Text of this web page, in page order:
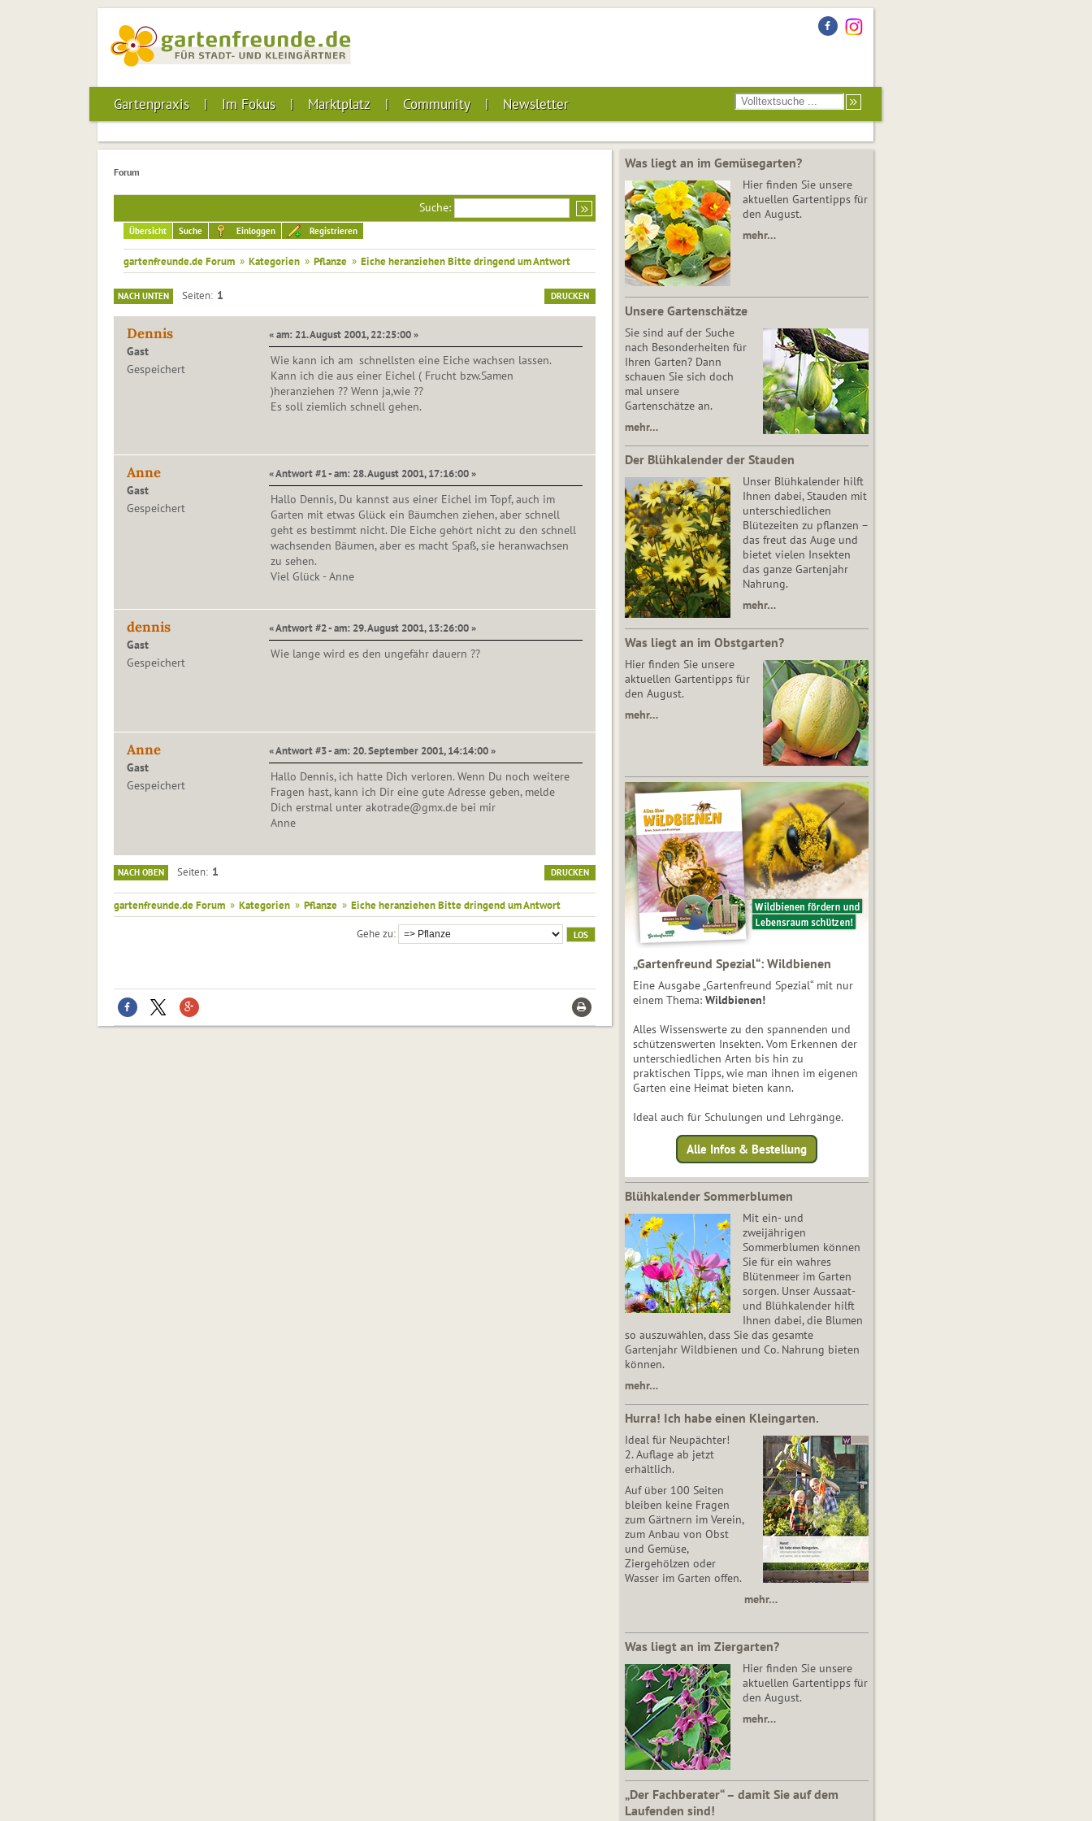
Gartenpraxis Im Fokus Marktplatz Community Newsletter
Forum
Suche:
Übersicht Suche Einloggen Registrieren
gartenfreunde.de Forum » Kategorien » Pflanze » Eiche heranziehen Bitte dringend um Antwort
DRUCKEN
NACH UNTEN Seiten 1
Dennis
Gast
Gespeichert
« am: 21. August 2001, 22:25:00 »
Wie kann ich am schnellsten eine Eiche wachsen lassen.
Kann ich die aus einer Eichel ( Frucht bzw.Samen
)heranziehen ?? Wenn ja,wie ??
Es soll ziemlich schnell gehen.
Anne
Gast
Gespeichert
« Antwort #1 - am: 28. August 2001, 17:16:00 »
Hallo Dennis, Du kannst aus einer Eichel im Topf, auch im
Garten mit etwas Glück ein Bäumchen ziehen, aber schnell
geht es bestimmt nicht. Die Eiche gehört nicht zu den schnell
wachsenden Bäumen, aber es macht Spaß, sie heranwachsen
zu sehen.
Viel Glück - Anne
dennis
Gast
Gespeichert
« Antwort #2 - am: 29. August 2001, 13:26:00 »
Wie lange wird es den ungefähr dauern ??
Anne
Gast
Gespeichert
« Antwort #3 - am: 20. September 2001, 14:14:00 »
Hallo Dennis, ich hatte Dich verloren. Wenn Du noch weitere
Fragen hast, kann ich Dir eine gute Adresse geben, melde
Dich erstmal unter akotrade@gmx.de bei mir
Anne
DRUCKEN
NACH OBEN Seiten 1
gartenfreunde.de Forum » Kategorien » Pflanze » Eiche heranziehen Bitte dringend um Antwort
Gehe zu
Was liegt an im Gemüsegarten?
Hier finden Sie unsere
aktuellen Gartentipps für
den August.
mehr…
Unsere Gartenschätze
Sie sind auf der Suche
nach Besonderheiten für
Ihren Garten? Dann
schauen Sie sich doch
mal unsere
Gartenschätze an.
mehr…
Der Blühkalender der Stauden
Unser Blühkalender hilft
Ihnen dabei, Stauden mit
unterschiedlichen
Blütezeiten zu pflanzen –
das freut das Auge und
bietet vielen Insekten
das ganze Gartenjahr
Nahrung.
mehr…
Was liegt an im Obstgarten?
Hier finden Sie unsere
aktuellen Gartentipps für
den August.
mehr…
„Gartenfreund Spezial“: Wildbienen
Eine Ausgabe „Gartenfreund Spezial“ mit nur
einem Thema: Wildbienen!
Alles Wissenswerte zu den spannenden und
schützenswerten Insekten. Vom Erkennen der
unterschiedlichen Arten bis hin zu
praktischen Tipps, wie man ihnen im eigenen
Garten eine Heimat bieten kann.
Ideal auch für Schulungen und Lehrgänge.
Alle Infos & Bestellung
Blühkalender Sommerblumen
Mit ein- und
zweijährigen
Sommerblumen können
Sie für ein wahres
Blütenmeer im Garten
sorgen. Unser Aussaat-
und Blühkalender hilft
Ihnen dabei, die Blumen
so auszuwählen, dass Sie das gesamte
Gartenjahr Wildbienen und Co. Nahrung bieten
können.
mehr…
Hurra! Ich habe einen Kleingarten.
Ideal für Neupächter!
2. Auflage ab jetzt
erhältlich.
Auf über 100 Seiten
bleiben keine Fragen
zum Gärtnern im Verein,
zum Anbau von Obst
und Gemüse,
Ziergehölzen oder
Wasser im Garten offen.
mehr…
Was liegt an im Ziergarten?
Hier finden Sie unsere
aktuellen Gartentipps für
den August.
mehr…
„Der Fachberater“ – damit Sie auf dem
Laufenden sind!